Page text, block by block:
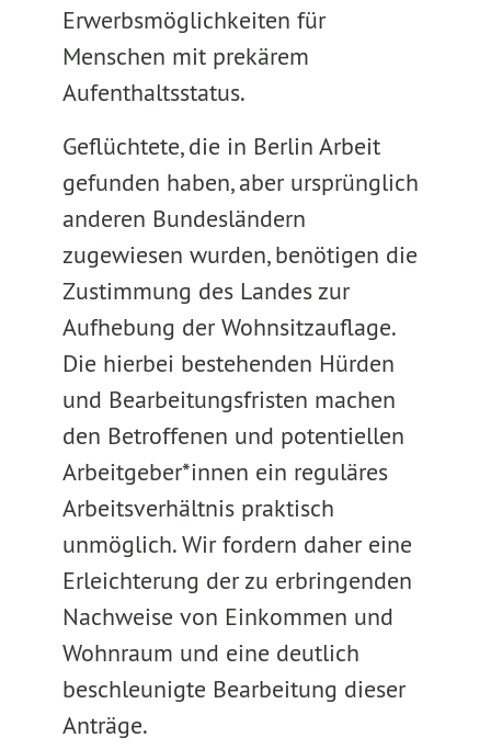
Erwerbsmöglichkeiten für
Menschen mit prekärem
Aufenthaltsstatus.
Geflüchtete, die in Berlin Arbeit
gefunden haben, aber ursprünglich
anderen Bundesländern
zugewiesen wurden, benötigen die
Zustimmung des Landes zur
Aufhebung der Wohnsitzauflage.
Die hierbei bestehenden Hürden
und Bearbeitungsfristen machen
den Betroffenen und potentiellen
Arbeitgeber*innen ein reguläres
Arbeitsverhältnis praktisch
unmöglich. Wir fordern daher eine
Erleichterung der zu erbringenden
Nachweise von Einkommen und
Wohnraum und eine deutlich
beschleunigte Bearbeitung dieser
Anträge.